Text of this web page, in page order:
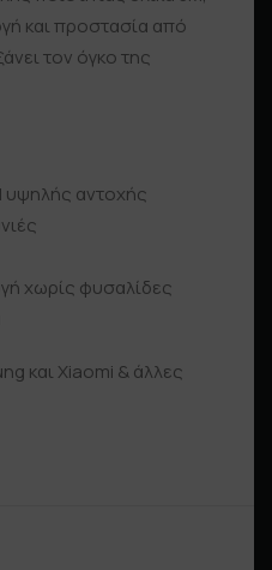
και προστασία από
τον όγκο της
υψηλής αντοχής
χωρίς φυσαλίδες
και Xiaomi & άλλες